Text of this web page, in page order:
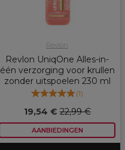
Revlon
Revlon UniqOne Alles-in-
één verzorging voor krullen
zonder uitspoelen 230 ml
(1)
19,54 €22,99 €
AANBIEDINGEN